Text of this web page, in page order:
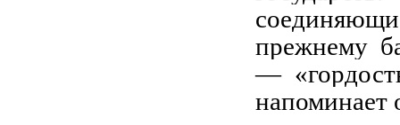
прежнему
—
напоминает